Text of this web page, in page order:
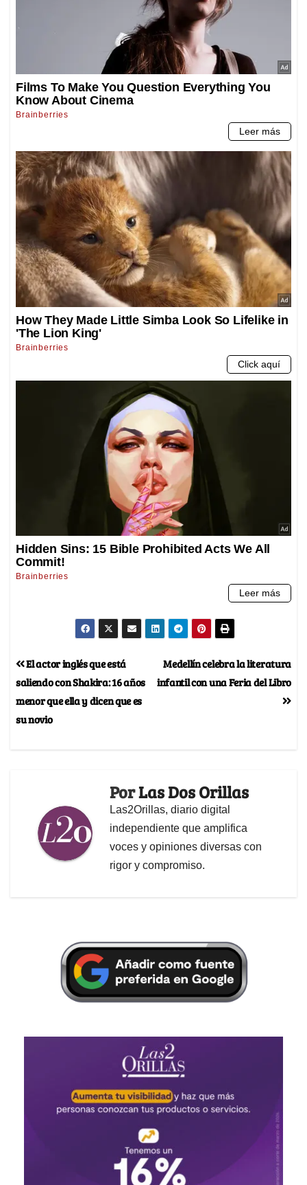
Medellín celebra la literatura
infantil con una Feria del Libro
El actor inglés que está
saliendo con Shakira: 16 años
menor que ella y dicen que es
su novio
PorLas Dos Orillas
Las2Orillas, diario digital
independiente que amplifica
voces y opiniones diversas con
rigor y compromiso.